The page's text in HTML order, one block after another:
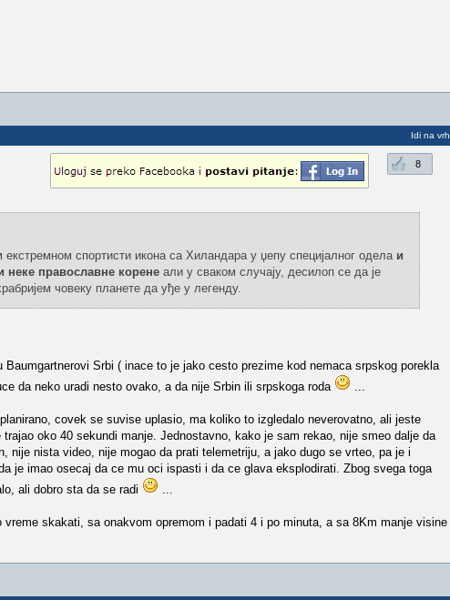
Idi na vrh
8
екстремном спортисти икона са Хиландара у џепу специјалног одела и
православне коренеали у сваком случају, десилоп се да је
човеку планете да уђе у легенду.
Srbi ( inace to je jako cesto prezime kod nemaca srpskog porekla
da neko uradi nesto ovako, a da nije Srbin ili srpskoga roda
...
covek se suvise uplasio, ma koliko to izgledalo neverovatno, ali jeste
oko 40 sekundi manje. Jednostavno, kako je sam rekao, nije smeo dalje da
nije nista video, nije mogao da prati telemetriju, a jako dugo se vrteo, pa je i
je imao osecaj da ce mu oci ispasti i da ce glava eksplodirati. Zbog svega toga
ali dobro sta da se radi
...
vreme skakati, sa onakvom opremom i padati 4 i po minuta, a sa 8Km manje visine